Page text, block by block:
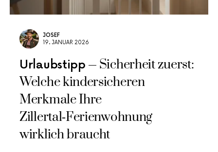
JOSEF
19. JANUAR 2026
Urlaubstipp
Sicherheit zuerst:
Welche kindersicheren
Merkmale Ihre
Zillertal‑Ferienwohnung
wirklich braucht